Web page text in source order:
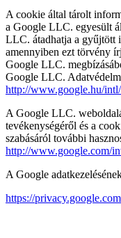
A cookie által tárolt
a Google LLC. egyesült
LLC. átadhatja a gyűjtött
amennyiben ezt törvény
Google LLC.
Google LLC.
http://www.google.hu/
A Google LLC.
tevékenységéről és a
szabásáról további
http://www.google.com/
A Google
https://privacy.google.com